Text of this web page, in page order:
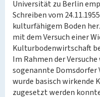
Universität zu Berlin
Schreiben vom
kulturfähigem Boden
mit dem Versuch einer
Kulturbodenwirtschaft
Im Rahmen der
sogenannte Domsdorfer
wurde basisch wirkende
zugesetzt werden